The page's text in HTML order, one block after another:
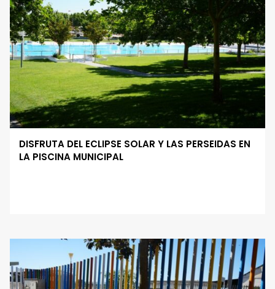
DISFRUTA DEL ECLIPSE SOLAR Y LAS PERSEIDAS EN
LA PISCINA MUNICIPAL